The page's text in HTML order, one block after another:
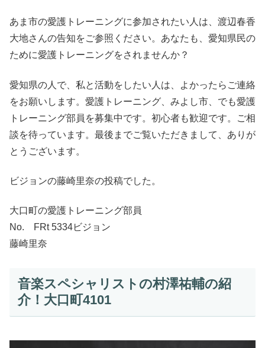
あま市の愛護トレーニングに参加されたい人は、渡辺春香
大地さんの告知をご参照ください。あなたも、愛知県民の
ために愛護トレーニングをされませんか？
愛知県の人で、私と活動をしたい人は、よかったらご連絡
をお願いします。愛護トレーニング、みよし市、でも愛護
トレーニング部員を募集中です。初心者も歓迎です。ご相
談を待っています。最後までご覧いただきまして、ありが
とうございます。
ビジョンの藤崎里奈の投稿でした。
大口町の愛護トレーニング部員
No. FRt 5334ビジョン
藤崎里奈
音楽スペシャリストの村澤祐輔の紹
介！大口町4101